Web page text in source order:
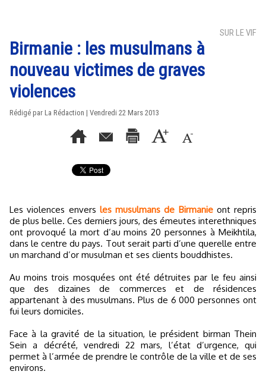
SUR LE VIF
Birmanie : les musulmans à
nouveau victimes de graves
violences
Rédigé par La Rédaction | Vendredi 22 Mars 2013
Les violences envers les musulmans de Birmanieont repris
de plus belle. Ces derniers jours, des émeutes interethniques
ont provoqué la mort d’au moins 20 personnes à Meikhtila,
dans le centre du pays. Tout serait parti d’une querelle entre
un marchand d’or musulman et ses clients bouddhistes.
Au moins trois mosquées ont été détruites par le feu ainsi
que des dizaines de commerces et de résidences
appartenant à des musulmans. Plus de 6 000 personnes ont
fui leurs domiciles.
Face à la gravité de la situation, le président birman Thein
Sein a décrété, vendredi 22 mars, l’état d’urgence, qui
permet à l’armée de prendre le contrôle de la ville et de ses
environs.